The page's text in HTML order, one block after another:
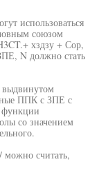
использоваться
союзом
хздзу + Сор,
N должно стать
выдвинутом
ППК с ЗПЕ с
со значением
можно считать,